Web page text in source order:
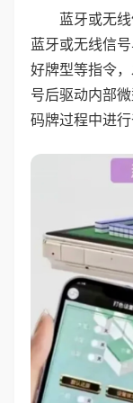
蓝牙或无
蓝牙或无线信
好牌型等指令
号后驱动内部
码牌过程中进行